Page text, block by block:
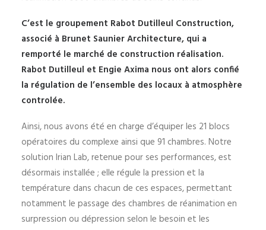
C’est le groupement Rabot Dutilleul Construction,
associé à Brunet Saunier Architecture, qui a
remporté le marché de construction réalisation.
Rabot Dutilleul et Engie Axima nous ont alors confié
la régulation de l’ensemble des locaux à atmosphère
controlée.
Ainsi, nous avons été en charge d’équiper les 21 blocs
opératoires du complexe ainsi que 91 chambres. Notre
solution Irian Lab, retenue pour ses performances, est
désormais installée ; elle régule la pression et la
température dans chacun de ces espaces, permettant
notamment le passage des chambres de réanimation en
surpression ou dépression selon le besoin et les